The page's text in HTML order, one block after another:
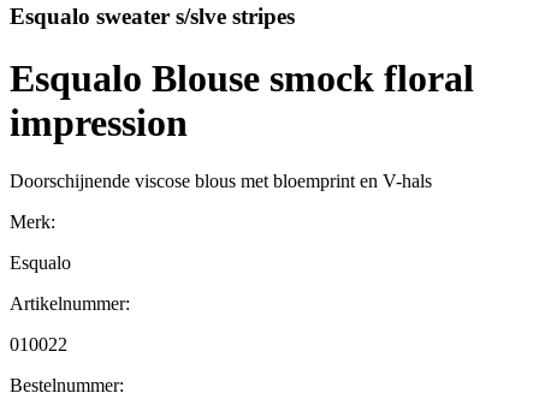
Esqualo sweater s/slve stripes
Esqualo Blouse smock floral
impression
Doorschijnende viscose blous met bloemprint en V-hals
Merk:
Esqualo
Artikelnummer:
010022
Bestelnummer: